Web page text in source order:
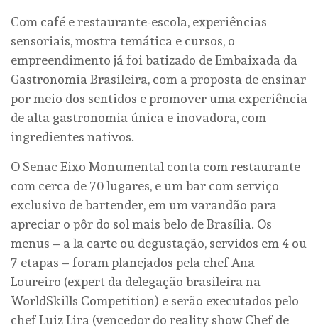
Com café e restaurante-escola, experiências
sensoriais, mostra temática e cursos, o
empreendimento já foi batizado de Embaixada da
Gastronomia Brasileira, com a proposta de ensinar
por meio dos sentidos e promover uma experiência
de alta gastronomia única e inovadora, com
ingredientes nativos.
O Senac Eixo Monumental conta com restaurante
com cerca de 70 lugares, e um bar com serviço
exclusivo de bartender, em um varandão para
apreciar o pôr do sol mais belo de Brasília. Os
menus – a la carte ou degustação, servidos em 4 ou
7 etapas – foram planejados pela chef Ana
Loureiro (expert da delegação brasileira na
WorldSkills Competition) e serão executados pelo
chef Luiz Lira (vencedor do reality show Chef de